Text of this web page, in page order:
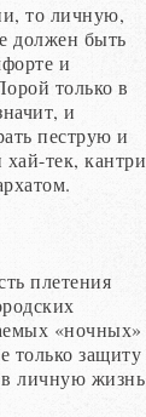
то личную,
должен быть
и
только в
и
пеструю и
тек, кантри
плетения
«ночных»
только защиту
в личную жизнь